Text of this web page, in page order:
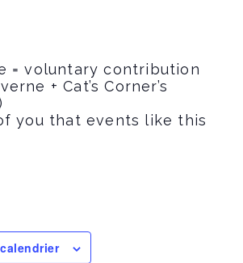
= voluntary contribution
+ Cat’s Corner’s
you that events like this